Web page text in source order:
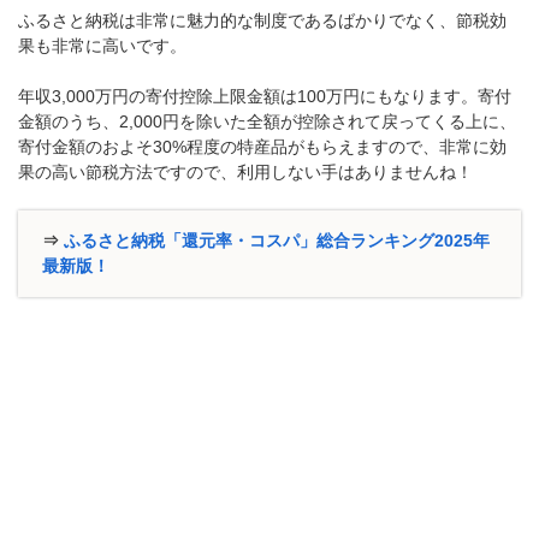
ふるさと納税は非常に魅力的な制度であるばかりでなく、節税効
果も非常に高いです。
年収3,000万円の寄付控除上限金額は100万円にもなります。寄付
金額のうち、2,000円を除いた全額が控除されて戻ってくる上に、
寄付金額のおよそ30%程度の特産品がもらえますので、非常に効
果の高い節税方法ですので、利用しない手はありませんね！
⇒ ふるさと納税「還元率・コスパ」総合ランキング2025年
最新版！